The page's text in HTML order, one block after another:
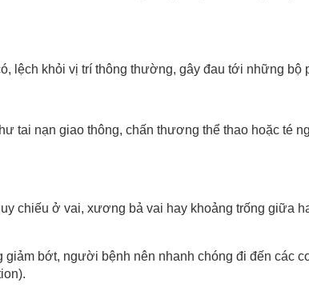
lệch khỏi vị trí thông thường, gây đau tới những
nạn giao thông, chấn thương thể thao hoặc té
chiếu ở vai, xương bả vai hay khoảng trống giữa
bớt, người bệnh nên nhanh chóng đi đến các